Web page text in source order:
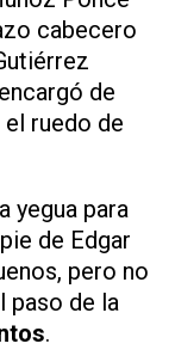
cabecero
de
ruedo de
yegua para
de Edgar
pero no
paso de la
.